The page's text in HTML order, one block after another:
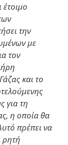
έτοιμο
την
με
τον
και το
για τη
η οποία θα
πρέπει να
ρητή